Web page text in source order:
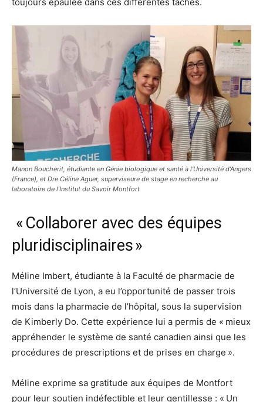
Manon Boucherit, étudiante en Génie biologique et santé à l’Université d’Angers
(France), et Dre Céline Aguer, superviseure de stage en recherche au
laboratoire de l’Institut du Savoir Montfort
« Collaborer avec des équipes
pluridisciplinaires »
Méline Imbert, étudiante à la Faculté de pharmacie de
l’Université de Lyon, a eu l’opportunité de passer trois
mois dans la pharmacie de l’hôpital, sous la supervision
de Kimberly Do. Cette expérience lui a permis de « mieux
appréhender le système de santé canadien ainsi que les
procédures de prescriptions et de prises en charge ».
Méline exprime sa gratitude aux équipes de Montfort
pour leur soutien indéfectible et leur gentillesse : « Un